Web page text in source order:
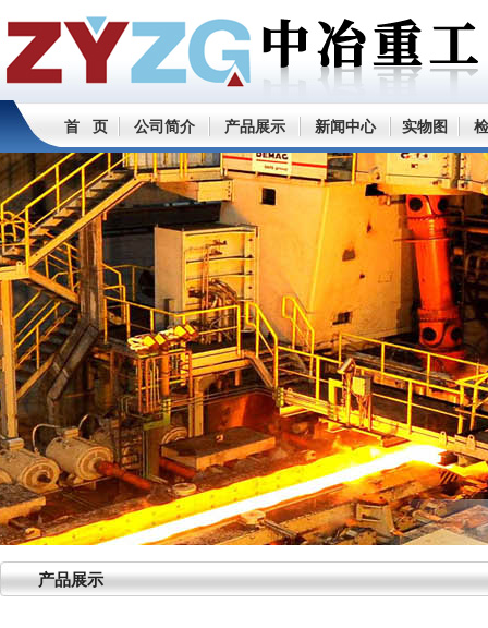
首 页 公司简介 产品展示 新闻中心 实物图
产品展示